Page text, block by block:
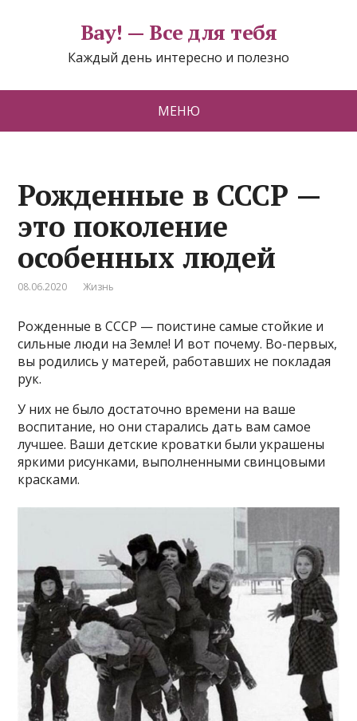
Вау! — Все для тебя
Каждый день интересно и полезно
МЕНЮ
Рожденные в СССР —
это поколение
особенных людей
08.06.2020 Жизнь
Рожденные в СССР — поистине самые стойкие и
сильные люди на Земле! И вот почему. Во-первых,
вы родились у матерей, работавших не покладая
рук.
У них не было достаточно времени на ваше
воспитание, но они старались дать вам самое
лучшее. Ваши детские кроватки были украшены
яркими рисунками, выполненными свинцовыми
красками.